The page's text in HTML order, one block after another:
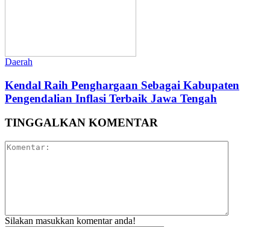
Daerah
Kendal Raih Penghargaan Sebagai Kabupaten
Pengendalian Inflasi Terbaik Jawa Tengah
TINGGALKAN KOMENTAR
Silakan masukkan komentar anda!